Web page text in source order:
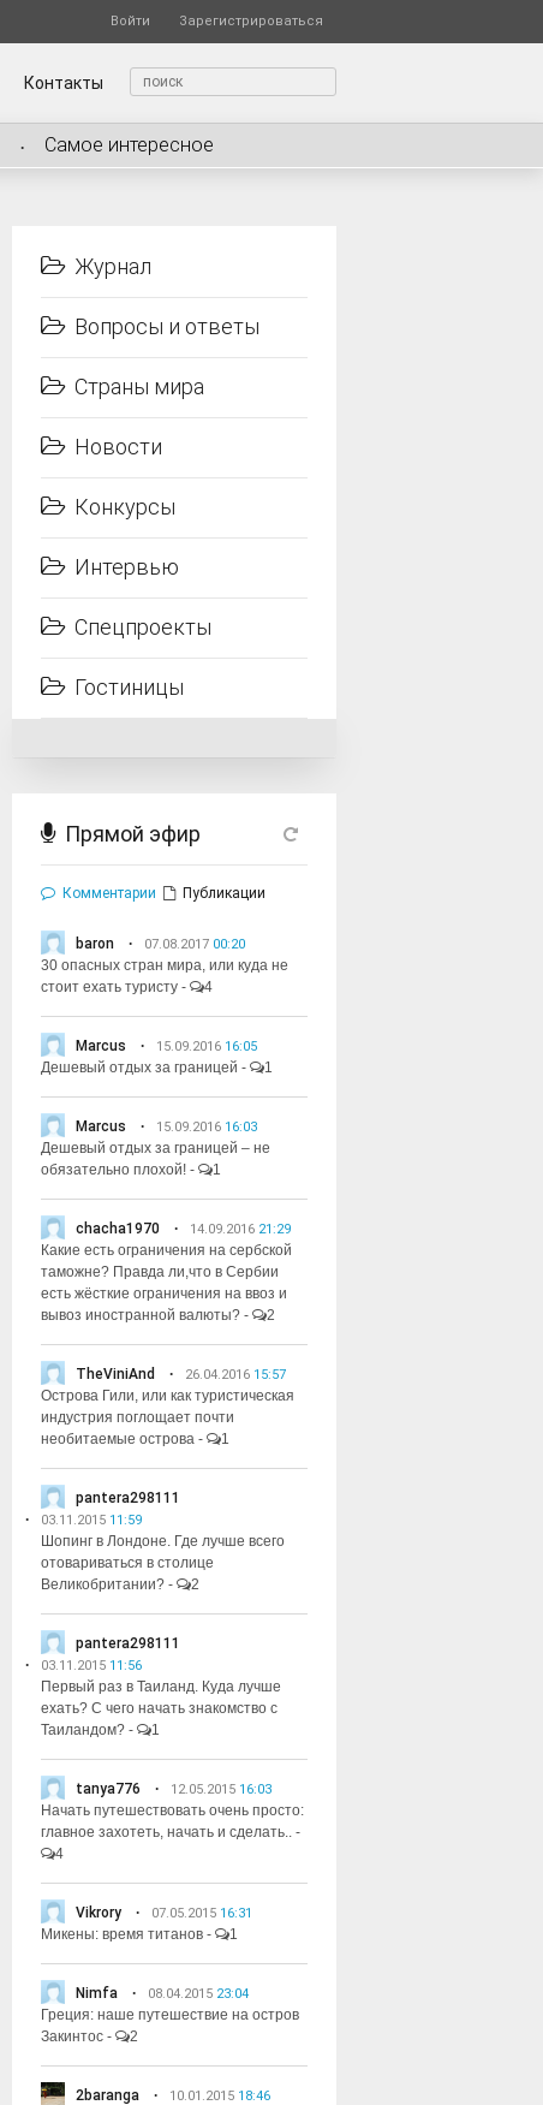
Зарегистрироваться
Войти
Контакты
Самое интересное
Журнал
Вопросы и ответы
Страны мира
Новости
Конкурсы
Интервью
Спецпроекты
Гостиницы
Прямой эфир
Комментарии Публикации
baron 07.08.2017 00:20
30 опасных стран мира, или куда не
стоит ехать туристу - 4
Marcus 15.09.2016 16:05
Дешевый отдых за границей - 1
Marcus 15.09.2016 16:03
Дешевый отдых за границей – не
обязательно плохой! - 1
chacha1970 14.09.2016 21:29
Какие есть ограничения на сербской
таможне? Правда ли,что в Сербии
есть жёсткие ограничения на ввоз и
вывоз иностранной валюты? - 2
TheViniAnd 26.04.2016 15:57
Острова Гили, или как туристическая
индустрия поглощает почти
необитаемые острова - 1
pantera298111
03.11.2015 11:59
Шопинг в Лондоне. Где лучше всего
отовариваться в столице
Великобритании? - 2
pantera298111
03.11.2015 11:56
Первый раз в Таиланд. Куда лучше
ехать? С чего начать знакомство с
Таиландом? - 1
tanya776 12.05.2015 16:03
Начать путешествовать очень просто:
главное захотеть, начать и сделать.. -
4
Vikrory 07.05.2015 16:31
Микены: время титанов - 1
Nimfa 08.04.2015 23:04
Греция: наше путешествие на остров
Закинтос - 2
2baranga 10.01.2015 18:46